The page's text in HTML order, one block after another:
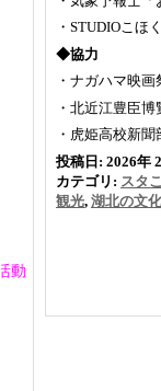
動
・STUDIOこ
◆協力
・ナガハマ映
・北近江豊臣
・虎姫高校新聞
投稿日: 2026年
カテゴリ: スタ
観光, 湖北の文化